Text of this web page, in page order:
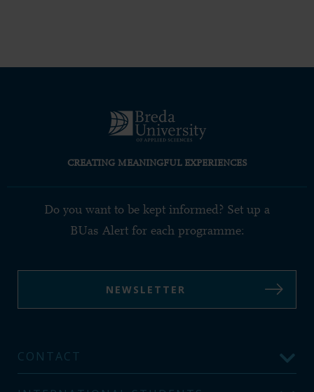
CREATING MEANINGFUL EXPERIENCES
Do you want to be kept informed? Set up a
BUas Alert for each programme:
NEWSLETTER
CONTACT